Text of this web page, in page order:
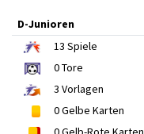
D-Junioren
13 Spiele
0Tore
3 Vorlagen
0Gelbe Karten